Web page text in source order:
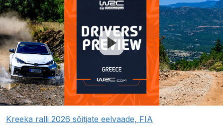
Kreeka ralli 2026 sõitjate eelvaade, FIA